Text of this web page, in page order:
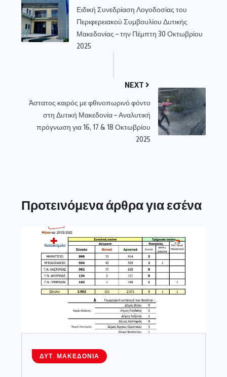
Ειδική Συνεδρίαση Λογοδοσίας του
Περιφερειακού Συμβουλίου Δυτικής
Μακεδονίας – την Πέμπτη 30 Οκτωβρίου
2025
NEXT
Άστατος καιρός με φθινοπωρινό φόντο
στη Δυτική Μακεδονία – Αναλυτική
πρόγνωση για 16, 17 & 18 Οκτωβρίου
2025
Προτεινόμενα άρθρα για εσένα
ΔΥΤ. ΜΑΚΕΔΟΝΊΑ